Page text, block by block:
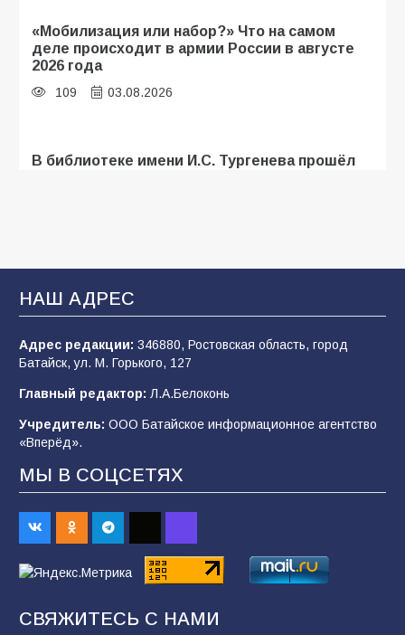
«Мобилизация или набор?» Что на самом
деле происходит в армии России в августе
2026 года
109 03.08.2026
В библиотеке имени И.С. Тургенева прошёл
В Батайске продолжаются дорожные работы
108 04.08.2026
В детском саду № 35 дети освоили
строительные профессии в ходе
спортивного праздника
91
Батайским спортсменам вручили награды
70 08.08.2026
конкурса «Большая перемена»
НАШ АДРЕС
Адрес редакции: 346880, Ростовская область, город
Батайск, ул. М. Горького, 127
Главный редактор: Л.А.Белоконь
Учредитель: ООО Батайское информационное агентство
«Вперёд».
МЫ В СОЦСЕТЯХ
СВЯЖИТЕСЬ С НАМИ